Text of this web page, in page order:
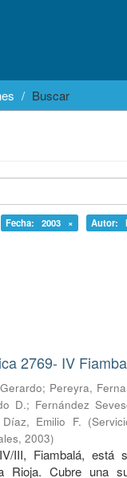
Buscar
Fecha: 2003 × Autor:
2769- IV
; Pereyra,
D.; Fernández
Emilio F. (
,2003)
III, Fiambalá, está
Rioja. Cubre una